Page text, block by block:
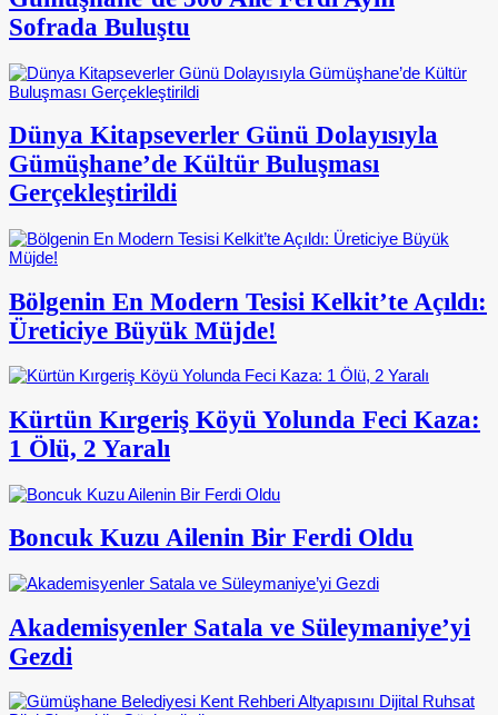
Sofrada Buluştu
Dünya Kitapseverler Günü Dolayısıyla
Gümüşhane’de Kültür Buluşması
Gerçekleştirildi
Bölgenin En Modern Tesisi Kelkit’te Açıldı:
Üreticiye Büyük Müjde!
Kürtün Kırgeriş Köyü Yolunda Feci Kaza:
1 Ölü, 2 Yaralı
Boncuk Kuzu Ailenin Bir Ferdi Oldu
Akademisyenler Satala ve Süleymaniye’yi
Gezdi